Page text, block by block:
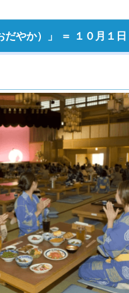
やか）」 ＝ １０月１